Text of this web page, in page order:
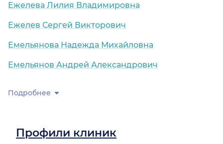
Ежелева Лилия Владимировна
Ежелев Сергей Викторович
Емельянова Надежда Михайловна
Емельянов Андрей Александрович
Подробнее
Профили клиник